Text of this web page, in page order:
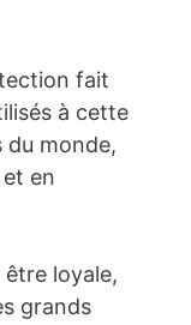
fait
à cette
du monde,
en
loyale,
grands